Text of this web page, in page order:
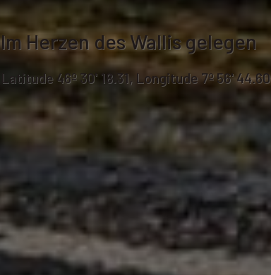
Im Herzen des Wallis gelegen
Latitude 46º 30' 18.31, Longitude 7º 56' 44.60